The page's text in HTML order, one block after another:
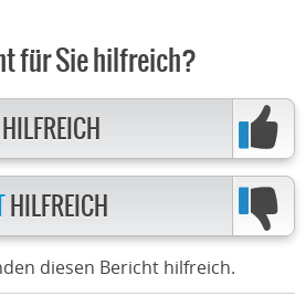
für Sie hilfreich?
HILFREICH
HILFREICH
diesen Bericht hilfreich.